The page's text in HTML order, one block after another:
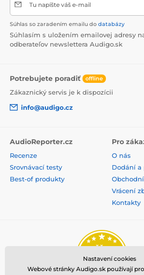
Tu napíšte váš e-mail
Súhlas so zaradením emailu do databázy
Súhlasím s uložením emailovej adresy
odberateľov newslettera Audigo.sk
Potrebujete poradiť offline
Zákaznický servis je k dispozícii
info@audigo.cz
AudioReporter.cz
Recenze
Srovnávací testy
Best-of produkty
Pro
O nás
Dodání a
Vrácení
Kontakty
Nastavení cookies
Webové stránky Audigo.sk používají